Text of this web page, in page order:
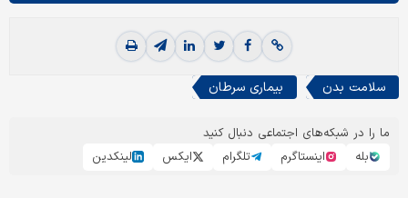
سلامت بدن بیماری سرطان
ما را در شبکه‌های اجتماعی دنبال کنید
بله
اینستاگرم تلگرام ایکس لینکدین